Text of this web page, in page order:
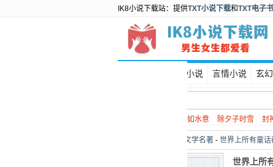
IK8小说下载站：提供TXT小说下载和TXT电子
都市小说 言情小说 玄
如水意 除夕子时雪 封
文学名著 - 世界上所有童
世界上所